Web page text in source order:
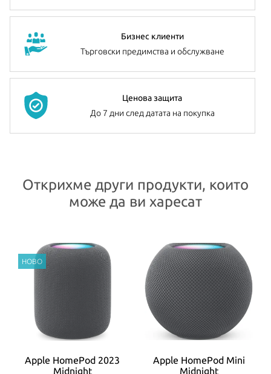
Бизнес клиенти
Търговски предимства и обслужване
Ценова защита
До 7 дни след датата на покупка
Открихме други продукти, които
може да ви харесат
Apple HomePod 2023
Midnight
Apple HomePod Mini
Midnight